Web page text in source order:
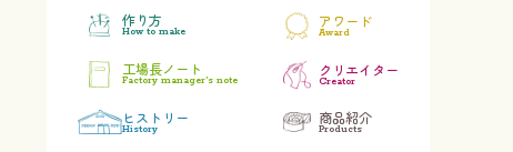
作り方
How to make
アワード
Award
工場長ノート
Factory manager’s note
クリエイター
Creator
ヒストリー
History
商品紹介
Products